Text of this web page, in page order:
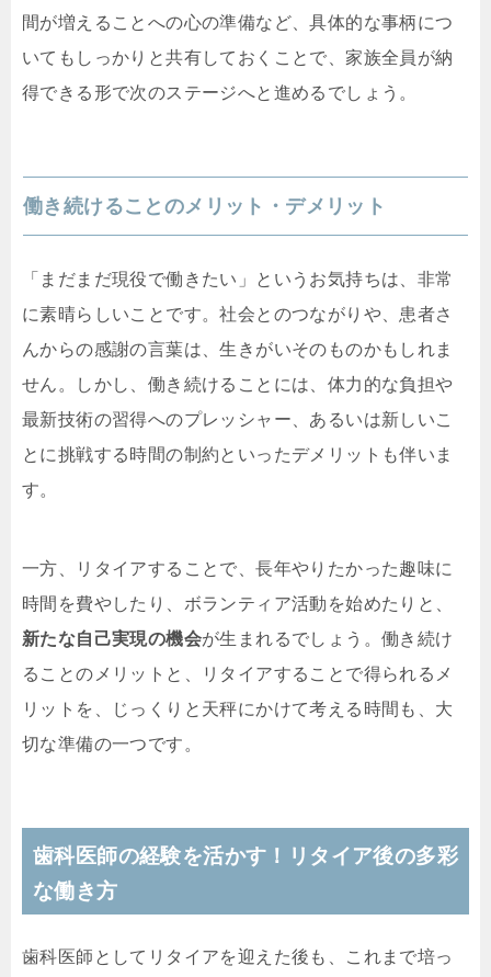
間が増えることへの心の準備など、具体的な事柄につ
いてもしっかりと共有しておくことで、家族全員が納
得できる形で次のステージへと進めるでしょう。
働き続けることのメリット・デメリット
「まだまだ現役で働きたい」というお気持ちは、非常
に素晴らしいことです。社会とのつながりや、患者さ
んからの感謝の言葉は、生きがいそのものかもしれま
せん。しかし、働き続けることには、体力的な負担や
最新技術の習得へのプレッシャー、あるいは新しいこ
とに挑戦する時間の制約といったデメリットも伴いま
す。
一方、リタイアすることで、長年やりたかった趣味に
時間を費やしたり、ボランティア活動を始めたりと、
新たな自己実現の機会が生まれるでしょう。働き続け
ることのメリットと、リタイアすることで得られるメ
リットを、じっくりと天秤にかけて考える時間も、大
切な準備の一つです。
歯科医師の経験を活かす！リタイア後の多彩
な働き方
歯科医師としてリタイアを迎えた後も、これまで培っ